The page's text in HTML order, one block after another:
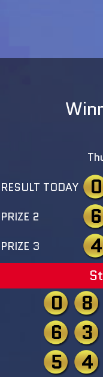
RESULT TODAY
0
PRIZE 2 6
PRIZE 3 4
0
8
6
3
5
4